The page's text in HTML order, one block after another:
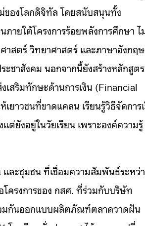
ของโลกดิจิทัล โดยสนับสนุนทั้ง
ภายใต้โครงการร้อยพลังการศึกษา ไ
าสตร์ วิทยาศาสตร์ และภาษาอังกฤษ
ชาสังคม นอกจากนี้ยังสร้างหลักสูตร
เสริมทักษะด้านการเงิน (Financial
ยาวชนที่ขาดแคลน เรียนรู้วิธีจัดการ
ต่ยังอยู่ในวัยเรียน เพราะองค์ความรู้
และชุมชน ที่เชื่อมความสัมพันธ์ระหว่
ครงการของ กสศ. ที่ร่วมกับบริษัท
วมกันออกแบบผลิตภัณฑ์ตลาดวาดฝัน